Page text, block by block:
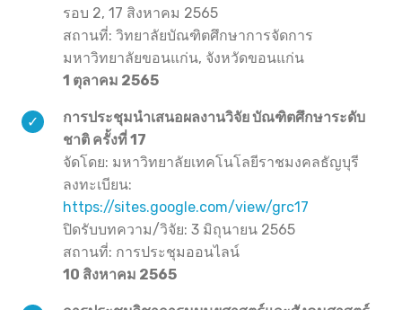
รอบ 2, 17 สิงหาคม 2565
สถานที่: วิทยาลัยบัณฑิตศึกษาการจัดการ
มหาวิทยาลัยขอนแก่น, จังหวัดขอนแก่น
1 ตุลาคม 2565
การประชุมนำเสนอผลงานวิจัย บัณฑิตศึกษาระดับ
ชาติ ครั้งที่ 17
จัดโดย: มหาวิทยาลัยเทคโนโลยีราชมงคลธัญบุรี
ลงทะเบียน:
https://sites.google.com/view/grc17
ปิดรับบทความ/วิจัย: 3 มิถุนายน 2565
สถานที่: การประชุมออนไลน์
10 สิงหาคม 2565